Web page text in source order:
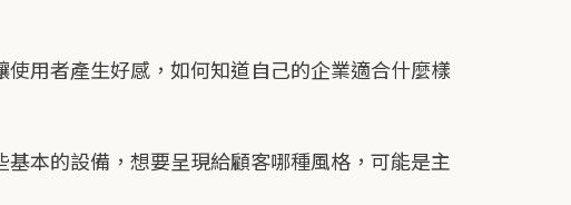
用者產生好感，如何知道自己的企業適合什麼樣
本的設備，想要呈現給顧客哪種風格，可能是主